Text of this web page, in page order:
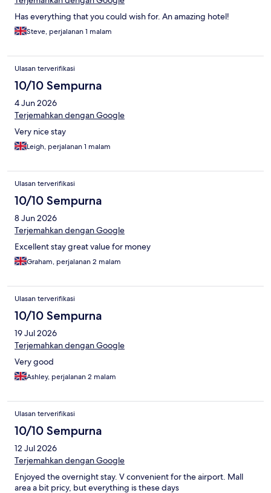
Has everything that you could wish for. An amazing hotel!
Steve, perjalanan 1 malam
Ulasan terverifikasi
10/10 Sempurna
4 Jun 2026
Terjemahkan dengan Google
Very nice stay
Leigh, perjalanan 1 malam
Ulasan terverifikasi
10/10 Sempurna
8 Jun 2026
Terjemahkan dengan Google
Excellent stay great value for money
Graham, perjalanan 2 malam
Ulasan terverifikasi
10/10 Sempurna
19 Jul 2026
Terjemahkan dengan Google
Very good
Ashley, perjalanan 2 malam
Ulasan terverifikasi
10/10 Sempurna
12 Jul 2026
Terjemahkan dengan Google
Enjoyed the overnight stay. V convenient for the airport. Mall
area a bit pricy, but everything is these days